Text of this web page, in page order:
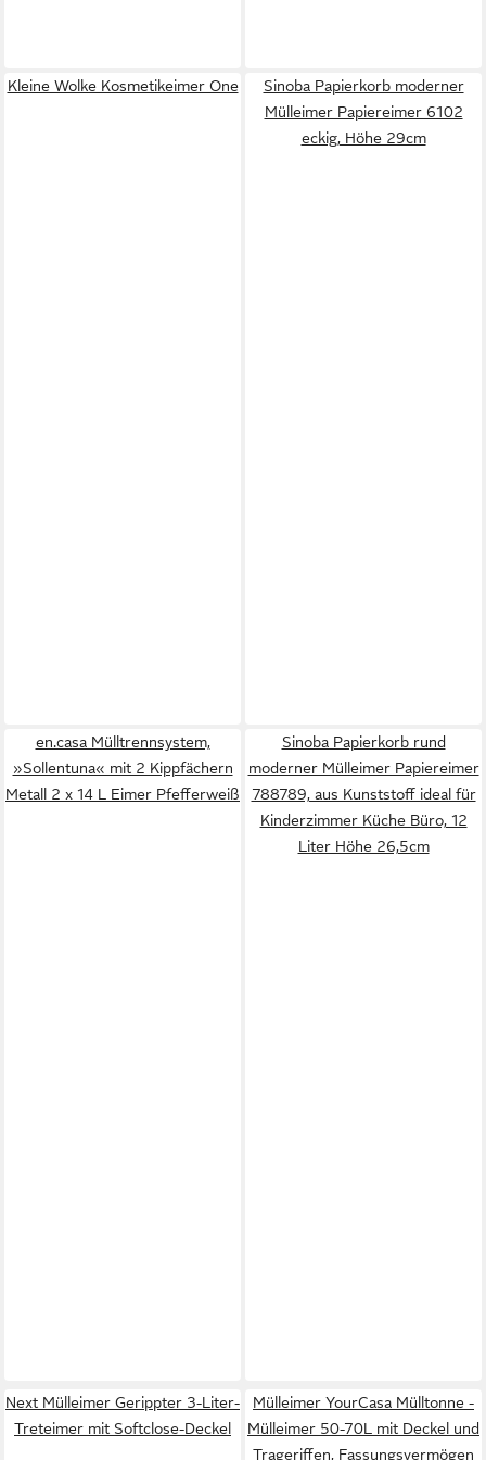
Kleine Wolke Kosmetikeimer One
Sinoba Papierkorb moderner
Mülleimer Papiereimer 6102
eckig, Höhe 29cm
en.casa Mülltrennsystem,
»Sollentuna« mit 2 Kippfächern
Metall 2 x 14 L Eimer Pfefferweiß
Sinoba Papierkorb rund
moderner Mülleimer Papiereimer
788789, aus Kunststoff ideal für
Kinderzimmer Küche Büro, 12
Liter Höhe 26,5cm
Next Mülleimer Gerippter 3-Liter-
Treteimer mit Softclose-Deckel
Mülleimer YourCasa Mülltonne -
Mülleimer 50-70L mit Deckel und
Trageriffen, Fassungsvermögen